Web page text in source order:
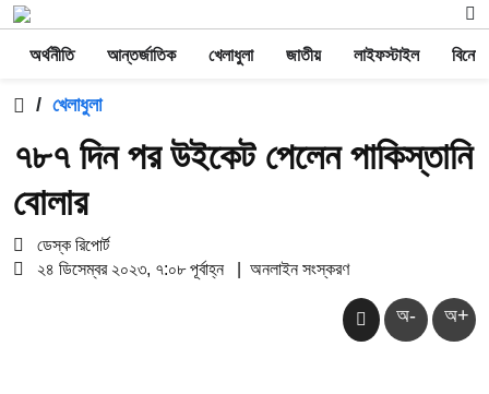
অর্থনীতি আন্তর্জাতিক খেলাধুলা জাতীয় লাইফস্টাইল
/ খেলাধুলা
৭৮৭ দিন পর উইকেট পেলেন পাকিস্তানি
বোলার
ডেস্ক রিপোর্ট
২৪ ডিসেম্বর ২০২৩, ৭:০৮ পূর্বাহ্ন
অনলাইন সংস্করণ
অ- অ+